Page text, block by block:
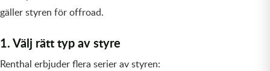
Olja MC
Skydd
Vätskesystem
Fjädring
Hjul
Mopedslang
Mousse
Kylarvätska
Luftfilterolja & Rengöring
Chassidelar
Drivremmar & Variatorremmar
Trail
Slangar
gäller styren för offroad.
1. Välj rätt typ av styre
Renthal erbjuder flera serier av styren: